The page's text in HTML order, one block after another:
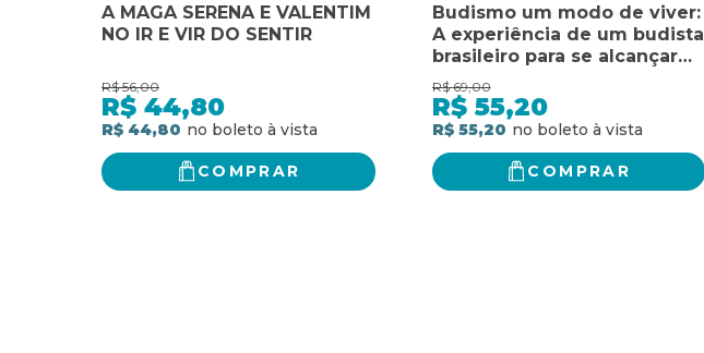
A MAGA SERENA E VALENTIM
NO IR E VIR DO SENTIR
R$ 56,00
R$ 44,80
R$ 44,80
COMPRAR
Budismo um modo de viver:
A experiência de um budista
brasileiro para se alcançar
uma vida serena e livre
R$ 69,00
R$ 55,20
R$ 55,20
COMPRAR